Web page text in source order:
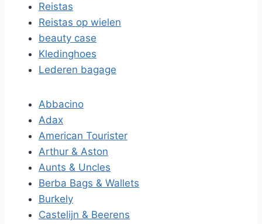
Reistas
Reistas op wielen
beauty case
Kledinghoes
Lederen bagage
Abbacino
Adax
American Tourister
Arthur & Aston
Aunts & Uncles
Berba Bags & Wallets
Burkely
Castelijn & Beerens